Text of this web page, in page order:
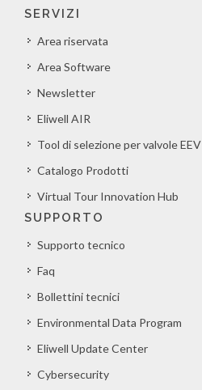
SERVIZI
Area riservata
Area Software
Newsletter
Eliwell AIR
Tool di selezione per valvole EEV
Catalogo Prodotti
Virtual Tour Innovation Hub
SUPPORTO
Supporto tecnico
Faq
Bollettini tecnici
Environmental Data Program
Eliwell Update Center
Cybersecurity